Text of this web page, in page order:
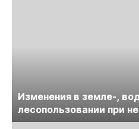
Изменения в земле-,
лесопользовании при
обсудят на семинаре